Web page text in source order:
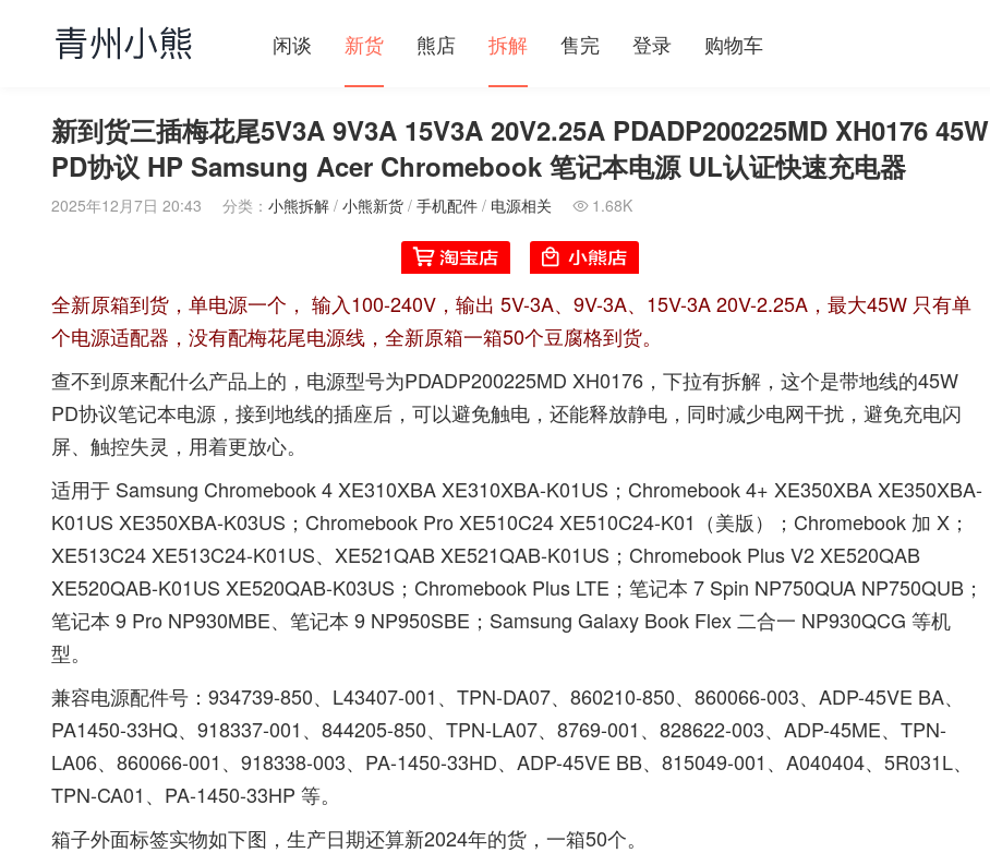
闲谈 新货 熊店 拆解 售完 登录 购物车
新到货三插梅花尾5V3A 9V3A 15V3A 20V2.25A PDADP200225MD XH0176 45W
PD协议 HP Samsung Acer Chromebook 笔记本电源 UL认证快速充电器
2025年12月7日 20:43 分类： 小熊拆解 / 小熊新货 / 手机配件 / 电源相关  1.68K
全新原箱到货，单电源一个， 输入100-240V，输出 5V-3A、9V-3A、15V-3A 20V-2.25A，最大45W 只有单
个电源适配器，没有配梅花尾电源线，全新原箱一箱50个豆腐格到货。
查不到原来配什么产品上的，电源型号为PDADP200225MD XH0176，下拉有拆解，这个是带地线的45W
PD协议笔记本电源，接到地线的插座后，可以避免触电，还能释放静电，同时减少电网干扰，避免充电闪
屏、触控失灵，用着更放心。
适用于 Samsung Chromebook 4 XE310XBA XE310XBA-K01US；Chromebook 4+ XE350XBA XE350XBA-
K01US XE350XBA-K03US；Chromebook Pro XE510C24 XE510C24-K01（美版）；Chromebook 加 X；
XE513C24 XE513C24-K01US、XE521QAB XE521QAB-K01US；Chromebook Plus V2 XE520QAB
XE520QAB-K01US XE520QAB-K03US；Chromebook Plus LTE；笔记本 7 Spin NP750QUA NP750QUB；
笔记本 9 Pro NP930MBE、笔记本 9 NP950SBE；Samsung Galaxy Book Flex 二合一 NP930QCG 等机
型。
兼容电源配件号：934739-850、L43407-001、TPN-DA07、860210-850、860066-003、ADP-45VE BA、
PA1450-33HQ、918337-001、844205-850、TPN-LA07、8769-001、828622-003、ADP-45ME、TPN-
LA06、860066-001、918338-003、PA-1450-33HD、ADP-45VE BB、815049-001、A040404、5R031L、
TPN-CA01、PA-1450-33HP 等。
箱子外面标签实物如下图，生产日期还算新2024年的货，一箱50个。